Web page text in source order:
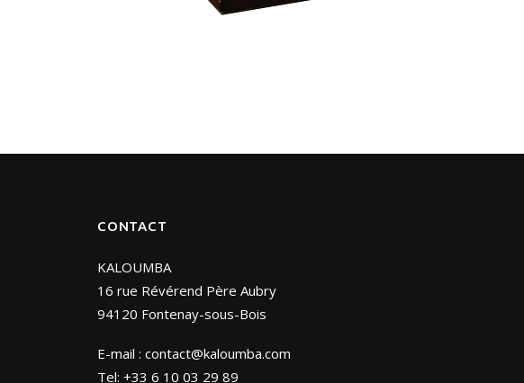
CONTACT
KALOUMBA
16 rue Révérend Père Aubry
94120 Fontenay-sous-Bois
E-mail : contact@kaloumba.com
Tel: +33 6 10 03 29 89